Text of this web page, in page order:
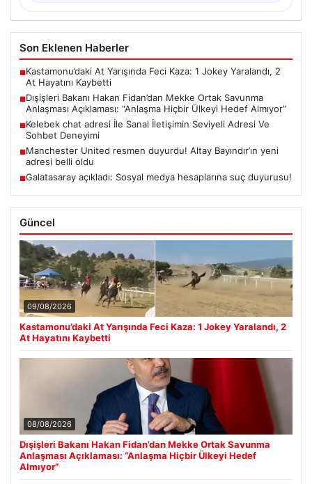
Son Eklenen Haberler
■Kastamonu’daki At Yarışında Feci Kaza: 1 Jokey Yaralandı, 2
At Hayatını Kaybetti
■Dışişleri Bakanı Hakan Fidan’dan Mekke Ortak Savunma
Anlaşması Açıklaması: “Anlaşma Hiçbir Ülkeyi Hedef Almıyor”
■Kelebek chat adresi İle Sanal İletişimin Seviyeli Adresi Ve
Sohbet Deneyimi
■Manchester United resmen duyurdu! Altay Bayındır’ın yeni
adresi belli oldu
■Galatasaray açıkladı: Sosyal medya hesaplarına suç duyurusu!
Güncel
09/08/2026
Kastamonu’daki At Yarışında Feci Kaza: 1 Jokey Yaralandı, 2
At Hayatını Kaybetti
08/08/2026
Dışişleri Bakanı Hakan Fidan’dan Mekke Ortak Savunma
Anlaşması Açıklaması: “Anlaşma Hiçbir Ülkeyi Hedef
Almıyor”